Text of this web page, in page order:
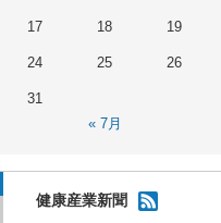
17 18 19
24 25 26
31
« 7月
健康産業新聞